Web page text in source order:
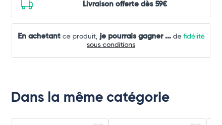
Livraison offerte dès 59€
En achetantce produit, je pourrais gagner ...de fidélité
sous conditions
Dans la même catégorie